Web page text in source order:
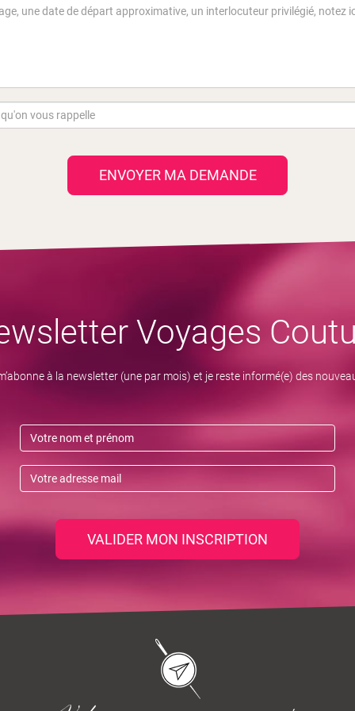
ENVOYER MA DEMANDE
Voyages
à la newsletter (une par mois) et je reste informé(e) des
VALIDER MON INSCRIPTION